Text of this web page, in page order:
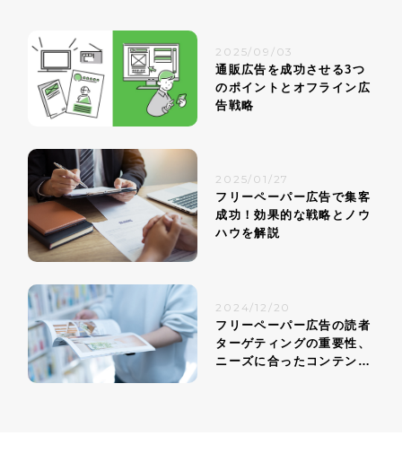
2025/09/03
通販広告を成功させる3つ
のポイントとオフライン広
告戦略
2025/01/27
フリーペーパー広告で集客
成功！効果的な戦略とノウ
ハウを解説
2024/12/20
フリーペーパー広告の読者
ターゲティングの重要性、
ニーズに合ったコンテンツ